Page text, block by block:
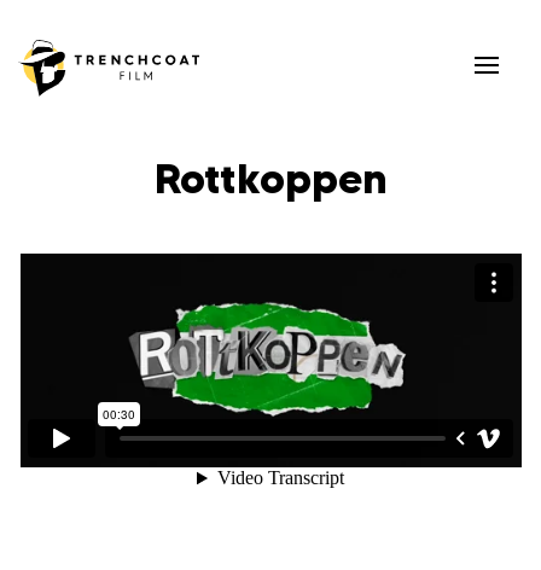
Rottkoppen